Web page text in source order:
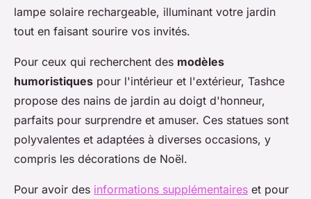
lampe solaire rechargeable, illuminant votre jardin
tout en faisant sourire vos invités.
Pour ceux qui recherchent des modèles
humoristiques pour l'intérieur et l'extérieur, Tashce
propose des nains de jardin au doigt d'honneur,
parfaits pour surprendre et amuser. Ces statues sont
polyvalentes et adaptées à diverses occasions, y
compris les décorations de Noël.
Pour avoir des informations supplémentaires et pour